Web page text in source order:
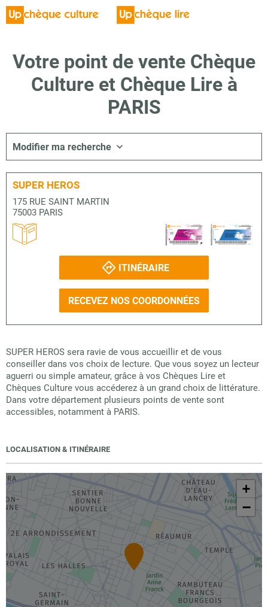
Votre point de vente Chèque
Culture et Chèque Lire à
PARIS
Modifier ma recherche
SUPER HEROS
175 RUE SAINT MARTIN
75003 PARIS
ITINÉRAIRE
RECEVEZ NOS COORDONNÉES
SUPER HEROS sera ravie de vous accueillir et de vous
conseiller dans vos choix de lecture. Que vous soyez un lecteur
aguerri ou simple amateur, grâce à vos Chèques Lire et
Chèques Culture vous accéderez à un grand choix de littérature.
Dans votre département plusieurs points de vente sont
accessibles, notamment à PARIS.
LOCALISATION & ITINÉRAIRE
+
−